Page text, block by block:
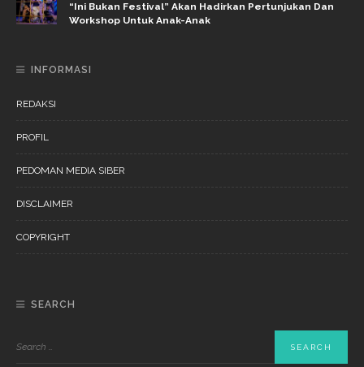
“Ini Bukan Festival” Akan Hadirkan Pertunjukan Dan
Workshop Untuk Anak-Anak
INFORMASI
REDAKSI
PROFIL
PEDOMAN MEDIA SIBER
DISCLAIMER
COPYRIGHT
SEARCH